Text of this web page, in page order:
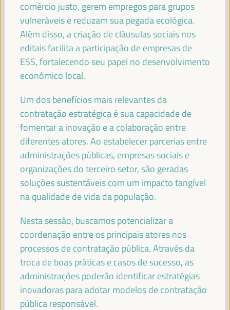
FRANCISCO JAVIER FERNÁNDEZ DE LOS
RÍOS TORRES
Presidente - Conselho Provincial de SevilhaEspaña
JOSÉ LUIS SANZ
Alcalde - Cidade de Sevilha España
EVA GRANADOS
Secretário de Estado da Cooperação Internacional do
Ministério dos Negócios Estrangeiros de Espanha -
Governo espanhol
HAOLIANG XU
Subsecretário-Geral, Administrador Associado -
Programa das Nações Unidas para o Desenvolvimento
(PNUD)
comércio justo, gerem empregos para grupos
vulneráveis e reduzam sua pegada ecológica.
Além disso, a criação de cláusulas sociais nos
editais facilita a participação de empresas de
ESS, fortalecendo seu papel no desenvolvimento
econômico local.
Um dos benefícios mais relevantes da
contratação estratégica é sua capacidade de
fomentar a inovação e a colaboração entre
diferentes atores. Ao estabelecer parcerias entre
administrações públicas, empresas sociais e
organizações do terceiro setor, são geradas
soluções sustentáveis com um impacto tangível
na qualidade de vida da população.
Nesta sessão, buscamos potencializar a
coordenação entre os principais atores nos
processos de contratação pública. Através da
troca de boas práticas e casos de sucesso, as
administrações poderão identificar estratégias
inovadoras para adotar modelos de contratação
pública responsável.